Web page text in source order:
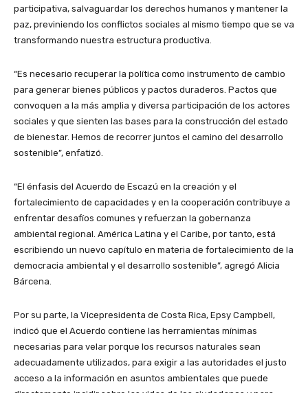
participativa, salvaguardar los derechos humanos y mantener la
paz, previniendo los conflictos sociales al mismo tiempo que se va
transformando nuestra estructura productiva.
“Es necesario recuperar la política como instrumento de cambio
para generar bienes públicos y pactos duraderos. Pactos que
convoquen a la más amplia y diversa participación de los actores
sociales y que sienten las bases para la construcción del estado
de bienestar. Hemos de recorrer juntos el camino del desarrollo
sostenible”, enfatizó.
“El énfasis del Acuerdo de Escazú en la creación y el
fortalecimiento de capacidades y en la cooperación contribuye a
enfrentar desafíos comunes y refuerzan la gobernanza
ambiental regional. América Latina y el Caribe, por tanto, está
escribiendo un nuevo capítulo en materia de fortalecimiento de la
democracia ambiental y el desarrollo sostenible”, agregó Alicia
Bárcena.
Por su parte, la Vicepresidenta de Costa Rica, Epsy Campbell,
indicó que el Acuerdo contiene las herramientas mínimas
necesarias para velar porque los recursos naturales sean
adecuadamente utilizados, para exigir a las autoridades el justo
acceso a la información en asuntos ambientales que puede